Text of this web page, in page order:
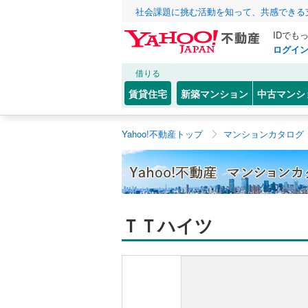
社会課題に挑む活動を知って、共感でき
IDでも
ログイン
借りる
賃貸住宅 新築マンション 中古マンシ
Yahoo!不動産トップ マンションカタログ
ＴＴハイツ